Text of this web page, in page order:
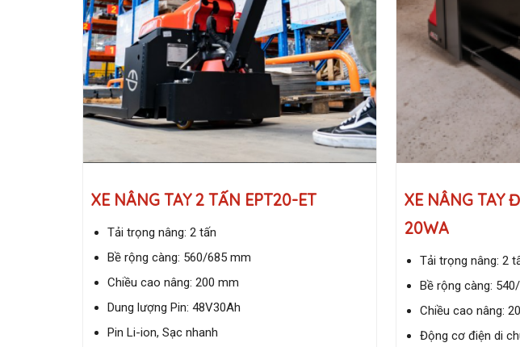
XE NÂNG TAY 2 TẤN EPT20-ET
Tải trọng nâng: 2 tấn
Bề rộng càng: 560/685 mm
Chiều cao nâng: 200 mm
Dung lượng Pin: 48V30Ah
Pin Li-ion, Sạc nhanh
XE NÂNG TAY
20WA
Tải trọng nâng: 2
Bề rộng càng:
Chiều cao nâng:
Động cơ điện di